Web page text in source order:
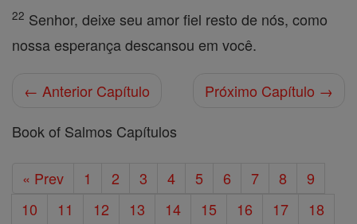
22 Senhor, deixe seu amor fiel resto de nós, como
nossa esperança descansou em você.
← Anterior Capítulo
Próximo Capítulo →
Book of Salmos Capítulos
« Prev 1 2 3 4 5 6 7 8
9
10
11 12 13 14 15 16 17
18